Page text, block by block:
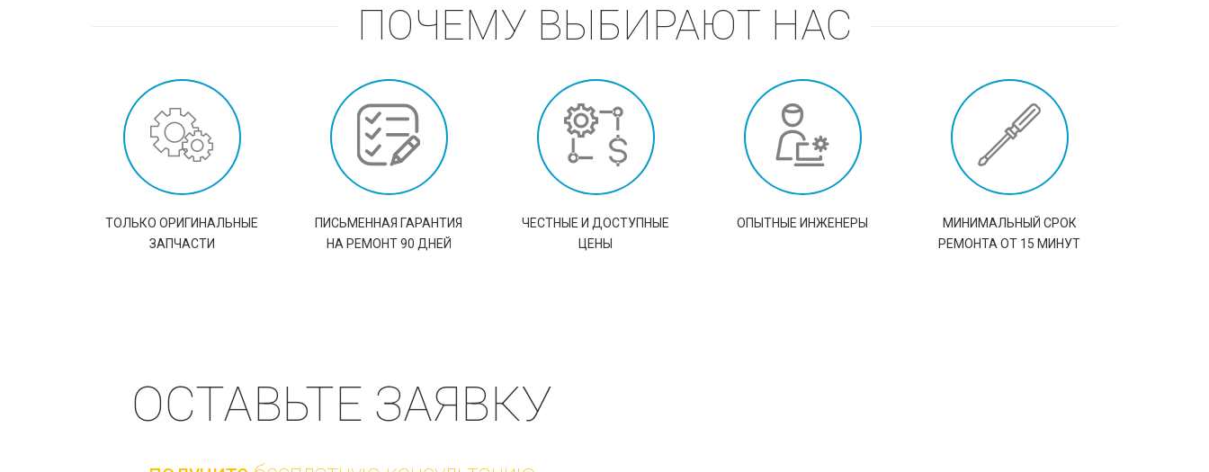
ПОЧЕМУ ВЫБИРАЮТ НАС
ТОЛЬКО ОРИГИНАЛЬНЫЕ
ЗАПЧАСТИ
ПИСЬМЕННАЯ ГАРАНТИЯ
НА РЕМОНТ 90 ДНЕЙ
ЧЕСТНЫЕ И ДОСТУПНЫЕ
ЦЕНЫ
ОПЫТНЫЕ ИНЖЕНЕРЫ
МИНИМАЛЬНЫЙ СРОК
РЕМОНТА ОТ 15 МИНУТ
ОСТАВЬТЕ ЗАЯВКУ